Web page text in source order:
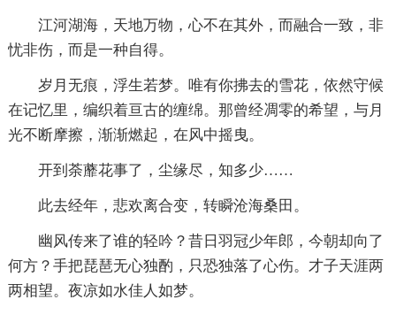
江河湖海，天地万物，心不在其外，而融合一致，非
忧非伤，而是一种自得。
岁月无痕，浮生若梦。唯有你拂去的雪花，依然守候
在记忆里，编织着亘古的缠绵。那曾经凋零的希望，与月
光不断摩擦，渐渐燃起，在风中摇曳。
开到荼蘼花事了，尘缘尽，知多少……
此去经年，悲欢离合变，转瞬沧海桑田。
幽风传来了谁的轻吟？昔日羽冠少年郎，今朝却向了
何方？手把琵琶无心独酌，只恐独落了心伤。才子天涯两
两相望。夜凉如水佳人如梦。